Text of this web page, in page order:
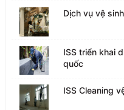
ISS triển khai
quốc
ISS Cleaning